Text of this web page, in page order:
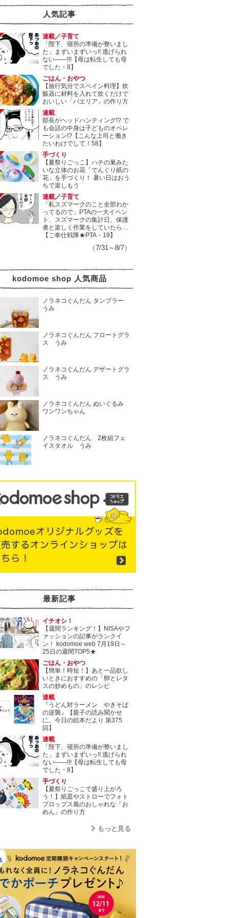
人気記事
連載／子育て
「陛下、寝所の準備が整いまし
た」まずいまずいっ!! 逃げられ
ない――!!!【母は転生しても母
でした・8】
ごはん・おやつ
【旅行気分でスペイン料理】炊
飯器に材料を入れて炊くだけで
おいしい「パエリア」の作り方
連載
部長がヘッドハンティング!? で
も会話の中身は子どものオペレ
ーション!?【こんな上司と働き
たいわけでして！58】
手づくり
【夏祭りごっこ】ハチの巣みた
いな立体のお花「でんぐり紙の
花」を手づくり！ 暑い日はおう
ちで楽しもう
連載／子育て
「私スズマークのこと全部わか
ってるので」PTAの一大イベン
ト、スズマークの集計日、保護
者と楽しく作業をしていたら…
【ご奉仕戦隊★PTA・19】
（7/31～8/7）
kodomoe shop 人気商品
ノラネコぐんだん タンブラー
うみ
ノラネコぐんだん フロートグラ
ス うみ
ノラネコぐんだん デザートグラ
ス うみ
ノラネコぐんだん ぬいぐるみ
ワンワンちゃん
ノラネコぐんだん 2枚組フェ
イスタオル うみ
最新記事
イチオシ！
【週間ランキング！】NISAやフ
ァッションの記事がランクイ
ン！ kodomoe web 7月19日～
25日の週間TOP5★
ごはん・おやつ
【簡単！時短！】あと一品欲し
いときにおすすめの「卵とレタ
スの炒めもの」のレシピ
連載
『うどん対ラーメン やきそば
の逆襲』【親子の読み聞かせ
に。今日の絵本だより 第375
回】
連載
「陛下、寝所の準備が整いまし
た」まずいまずいっ!! 逃げられ
ない――!!!【母は転生しても母
でした・8】
手づくり
【夏祭りごっこで盛り上がろ
う！】紙皿やストローでフォト
プロップス風のおしゃれな「お
めん」の作り方
もっと見る